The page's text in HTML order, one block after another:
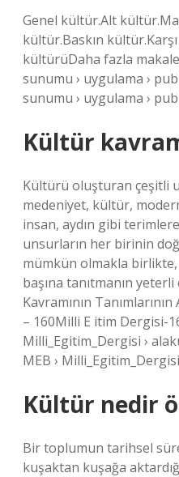
Genel kültür.Alt
kültür.Baskın
kültürüDaha fazla
sunumu › uygulama ›
sunumu › uygulama ›
Kültür
Kültürü oluşturan çeşitli
medeniyet, kültür,
insan, aydın gibi
unsurların her birinin
mümkün olmakla
başına tanıtmanın yeterli
Kavramının
– 160Milli E itim Dergisi-
Milli_Egitim_Dergisi ›
MEB ›
Kültür nedir
Bir toplumun tarihsel
kuşaktan kuşağa